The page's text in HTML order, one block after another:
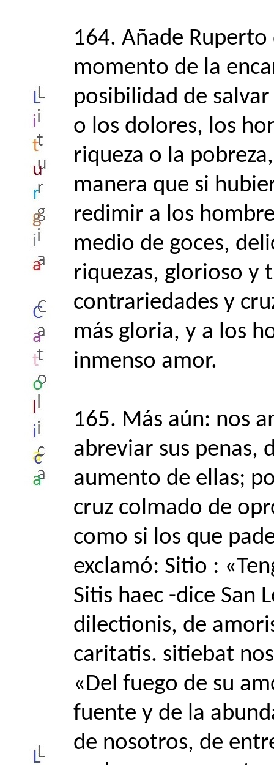
164. Añade
momento de la
posibilidad de
o los dolores, los
riqueza o la
manera que si
redimir a los
medio de goces,
riquezas, glorioso y
contrariedades y
más gloria, y a los
inmenso amor.
165. Más aún: nos
abreviar sus penas,
aumento de ellas;
cruz colmado de
como si los que
exclamó: Sitio :
Sitis haec -dice San
dilectionis, de
caritatis. sitiebat
«Del fuego de su
fuente y de la
de nosotros, de